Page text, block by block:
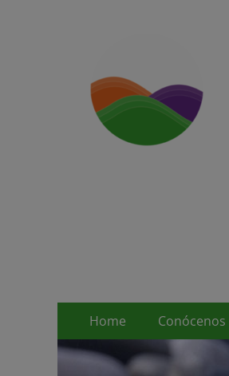
Menú
principal
contenido
Home Conócenos